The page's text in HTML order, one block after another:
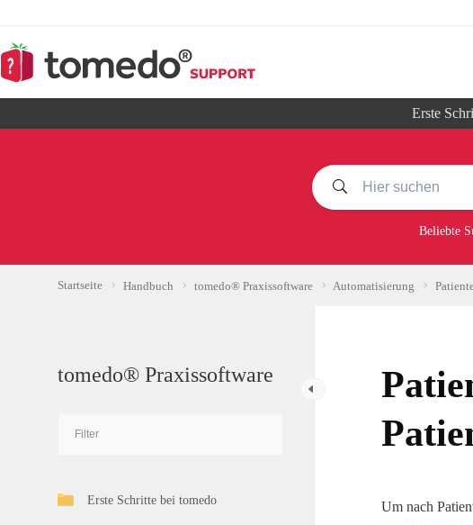
springen
Erste
Beliebte
Startseite Handbuch tomedo® Praxissoftware Automatisierung
tomedo® Praxissoftware
Erste Schritte bei tomedo
Um nach